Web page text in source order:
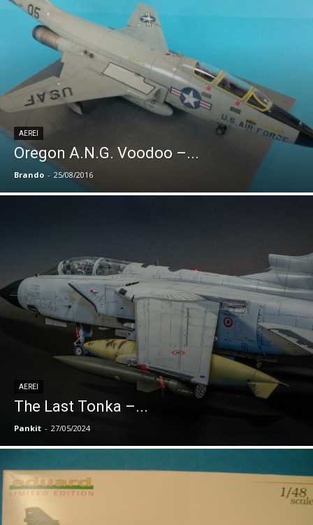
AEREI
Oregon A.N.G. Voodoo –...
Brando - 25/08/2016
AEREI
The Last Tonka –...
Pankit - 27/05/2024